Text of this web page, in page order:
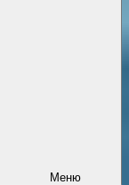
Меню